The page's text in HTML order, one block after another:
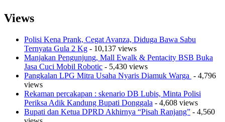
Views
Polisi Kena Prank, Cegat Avanza, Diduga Bawa Sabu
Ternyata Gula 2 Kg - 10,137 views
Manjakan Pengunjung, Mall Ewalk & Pentacity BSB Buka
Jasa Cuci Mobil Robotic - 5,430 views
Pangkalan LPG Mitra Usaha Nyaris Diamuk Warga - 4,796
views
Rekaman percakapan : skenario DB Lubis, Minta Polisi
Periksa Adik Kandung Bupati Donggala - 4,608 views
Bupati dan Ketua DPRD Akhirnya “Pisah Ranjang” - 4,560